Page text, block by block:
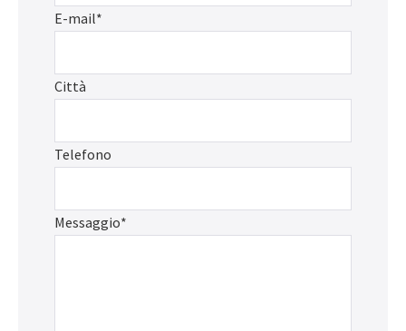
E-mail*
Città
Telefono
Messaggio*